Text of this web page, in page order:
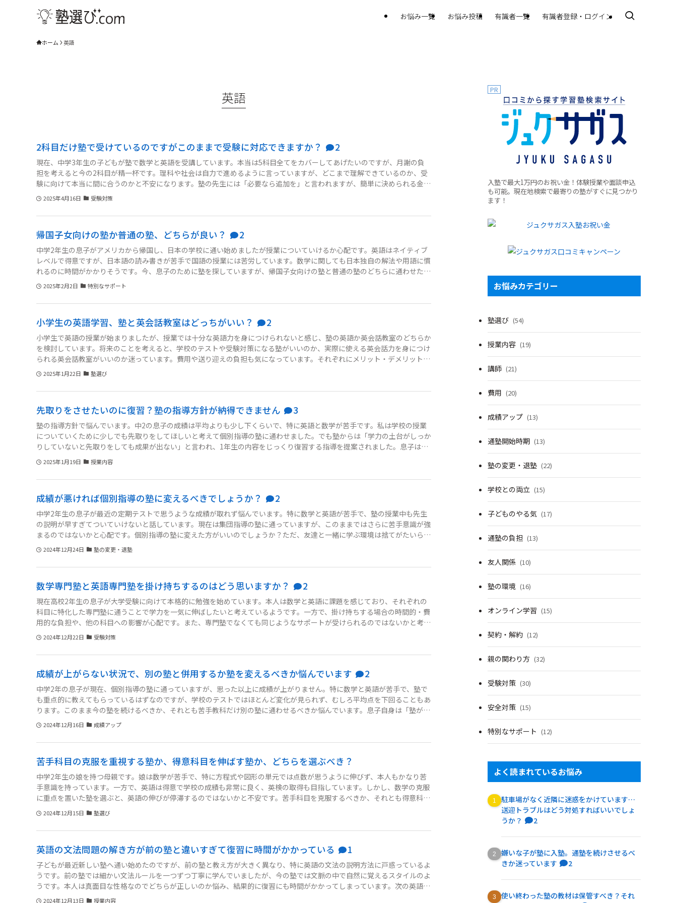
お悩み一覧 お悩み投稿 有識者一覧 有識者登録・ログイン
ホーム 英語
英語
2科目だけ塾で受けているのですがこのままで受験に対応できますか？ 2
現在、中学3年生の子どもが塾で数学と英語を受講しています。本当は5科目全てをカバーしてあげたいのですが、月謝の負
担を考えると今の2科目が精一杯です。理科や社会は自力で進めるように言っていますが、どこまで理解できているのか、受
験に向けて本当に間に合うのかと不安になります。塾の先生には「必要なら追加を」と言われますが、簡単に決められる金額
でもなく、どうバランスをとるべきか悩んでいます。このまま2科目中心で進めていいのか、それとも思い切って別の対策を
考えるべきなのか、ご意見を聞かせていただきたいです。
2025年4月16日 受験対策
帰国子女向けの塾か普通の塾、どちらが良い？ 2
中学2年生の息子がアメリカから帰国し、日本の学校に通い始めましたが授業についていけるか心配です。英語はネイティブ
レベルで得意ですが、日本語の読み書きが苦手で国語の授業には苦労しています。数学に関しても日本独自の解法や用語に慣
れるのに時間がかかりそうです。今、息子のために塾を探していますが、帰国子女向けの塾と普通の塾のどちらに通わせた方
がいいか判断に迷っています。帰国子女向けの塾は特有の悩みに対応してくれそうですが、近くにないため電車で通う必要が
あります。普通の塾なら近所にあり、日本の教育システムに早く慣れるには良いかもしれません。どちらを選ぶべきか決めき
れず、このままでは受験に間に合わないのではという焦りもあります。主人とも話し合...
2025年2月2日 特別なサポート
小学生の英語学習、塾と英会話教室はどっちがいい？ 2
小学生で英語の授業が始まりましたが、授業では十分な英語力を身につけられないと感じ、塾の英語か英会話教室のどちらか
を検討しています。将来のことを考えると、学校のテストや受験対策になる塾がいいのか、実際に使える英会話力を身につけ
られる英会話教室がいいのか迷っています。費用や送り迎えの負担も気になっています。それぞれにメリット・デメリットが
あると思うのですが、どちらが子供にとってベストな選択になるのかアドバイスをいただきたいです。
2025年1月22日 塾選び
先取りをさせたいのに復習？塾の指導方針が納得できません 3
塾の指導方針で悩んでいます。中2の息子の成績は平均よりも少し下くらいで、特に英語と数学が苦手です。私は学校の授業
についていくために少しでも先取りをしてほしいと考えて個別指導の塾に通わせました。でも塾からは「学力の土台がしっか
りしていないと先取りをしても成果が出ない」と言われ、1年生の内容をじっくり復習する指導を提案されました。息子は学
校の授業についていけないことに焦りを感じているので私としてもこのままでいいのか不安です。塾の方針に従うべきなの
か、それとも先取りを提案してくれる他の塾を探した方がいいのか悩んでいます。
2025年1月19日 授業内容
成績が悪ければ個別指導の塾に変えるべきでしょうか？ 2
中学2年生の息子が最近の定期テストで思うような成績が取れず悩んでいます。特に数学と英語が苦手で、塾の授業中も先生
の説明が早すぎてついていけないと話しています。現在は集団指導の塾に通っていますが、このままではさらに苦手意識が強
まるのではないかと心配です。個別指導の塾に変えた方がいいのでしょうか？ただ、友達と一緒に学ぶ環境は捨てがたいらし
く、本人も完全に個別に行きたいとは言っていません。親としてはどうするのが最善か悩んでいます。
2024年12月24日 塾の変更・退塾
数学専門塾と英語専門塾を掛け持ちするのはどう思いますか？ 2
現在高校2年生の息子が大学受験に向けて本格的に勉強を始めています。本人は数学と英語に課題を感じており、それぞれの
科目に特化した専門塾に通うことで学力を一気に伸ばしたいと考えているようです。一方で、掛け持ちする場合の時間的・費
用的な負担や、他の科目への影響が心配です。また、専門塾でなくても同じようなサポートが受けられるのではないかと考え
ています。どちらを選ぶべきか迷っているのですが、専門塾と通常の塾、それぞれの強みを踏まえたアドバイスをいただきた
いです。
2024年12月22日 受験対策
成績が上がらない状況で、別の塾と併用するか塾を変えるべきか悩んでいます 2
中学2年の息子が現在、個別指導の塾に通っていますが、思った以上に成績が上がりません。特に数学と英語が苦手で、塾で
も重点的に教えてもらっているはずなのですが、学校のテストではほとんど変化が見られず、むしろ平均点を下回ることもあ
ります。このまま今の塾を続けるべきか、それとも苦手教科だけ別の塾に通わせるべきか悩んでいます。息子自身は「塾が楽
しい」と言っていますが、成績が上がらないままでは親として不安です。どのような判断をすればいいでしょうか？
2024年12月16日 成績アップ
苦手科目の克服を重視する塾か、得意科目を伸ばす塾か、どちらを選ぶべき？
中学2年生の娘を持つ母親です。娘は数学が苦手で、特に方程式や図形の単元では点数が思うように伸びず、本人もかなり苦
手意識を持っています。一方で、英語は得意で学校の成績も非常に良く、英検の取得も目指しています。しかし、数学の克服
に重点を置いた塾を選ぶと、英語の伸びが停滞するのではないかと不安です。苦手科目を克服するべきか、それとも得意科目
をさらに伸ばすべきか、バランスの取れた塾選びの基準がわからず悩んでいます。どのように判断すれば良いでしょうか？
2024年12月15日 塾選び
英語の文法問題の解き方が前の塾と違いすぎて復習に時間がかかっている 1
子どもが最近新しい塾へ通い始めたのですが、前の塾と教え方が大きく異なり、特に英語の文法の説明方法に戸惑っているよ
うです。前の塾では細かい文法ルールを一つずつ丁寧に学んでいましたが、今の塾では文脈の中で自然に覚えるスタイルのよ
うです。本人は真面目な性格なのでどちらが正しいのか悩み、結果的に復習にも時間がかかってしまっています。次の英語の
模試も控えており、このままでは苦手意識が強まるのではと心配です。子どもが自信を持って勉強に取り組めるように親とし
2024年12月13日 授業内容
PR
入塾で最大1万円のお祝い金！体験授業や面談申込
も可能。現在地検索で最寄りの塾がすぐに見つかり
ます！
お悩みカテゴリー
塾選び (54)
授業内容 (19)
講師 (21)
費用 (20)
成績アップ (13)
通塾開始時期 (13)
塾の変更・退塾 (22)
学校との両立 (15)
子どものやる気 (17)
通塾の負担 (13)
友人関係 (10)
塾の環境 (16)
オンライン学習 (15)
契約・解約 (12)
親の関わり方 (32)
受験対策 (30)
安全対策 (15)
特別なサポート (12)
よく読まれているお悩み
駐車場がなく近隣に迷惑をかけています…
送迎トラブルはどう対処すればいいでしょ
うか？
2
嫌いな子が塾に入塾。通塾を続けさせるべ
きか迷っています
2
使い終わった塾の教材は保管すべき？それ